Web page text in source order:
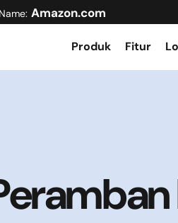
Amazon.com
Produk Fitur